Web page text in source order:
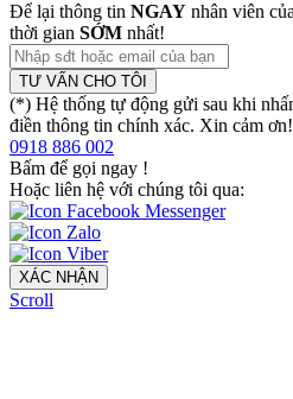
Để lại thông tin NGAY nhân viên
thời gian SỚM nhất!
TƯ VẤN CHO TÔI
(*) Hệ thống tự động gửi sau khi
điền thông tin chính xác. Xin cảm ơn!
0918 886 002
Bấm để gọi ngay !
Hoặc liên hệ với chúng tôi qua:
XÁC NHẬN
Scroll